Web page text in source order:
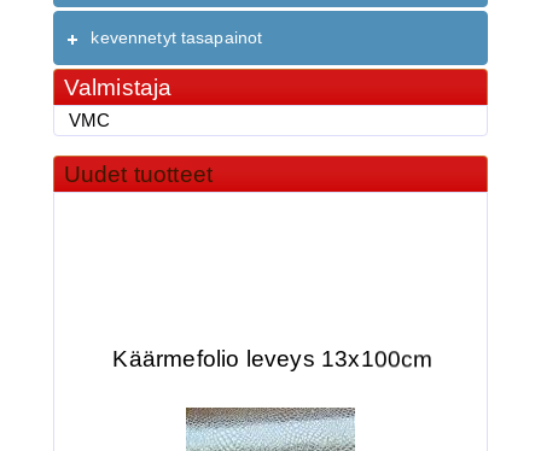
kevennetyt tasapainot
Valmistaja
VMC
Uudet tuotteet
Käärmefolio leveys 13x100cm